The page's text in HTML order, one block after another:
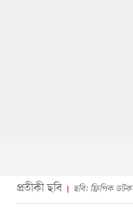
প্রতীকী ছবি ছবি: ফ্রিপিক